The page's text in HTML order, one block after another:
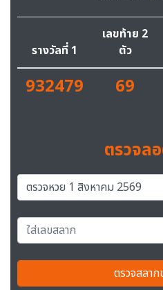
รางวัลที่ 1
เลขท้าย 2
ตัว
932479 69
ตรวจล
ตรวจสลา